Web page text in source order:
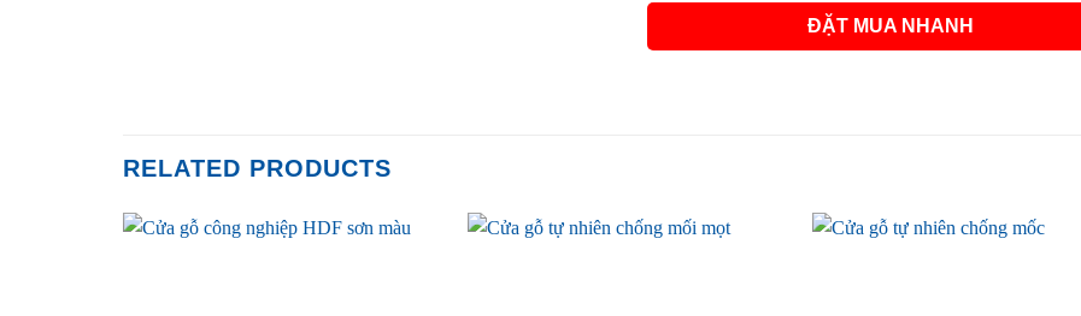
ĐẶT MUA NHANH
RELATED PRODUCTS